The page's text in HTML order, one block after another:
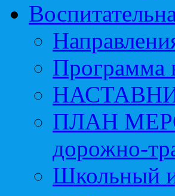
Программа
ПЛАН
дорожно-
Школьный